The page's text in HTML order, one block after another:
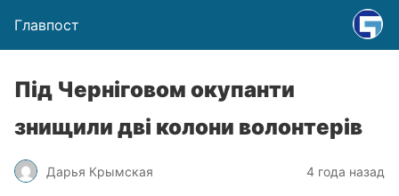
Главпост
Під Черніговом окупанти
знищили дві колони волонтерів
Дарья Крымская 4 года назад